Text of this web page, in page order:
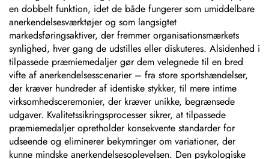
en dobbelt funktion, idet de både fungerer som umiddelbare
anerkendelsesværktøjer og som langsigtet
markedsføringsaktiver, der fremmer organisationsmærkets
synlighed, hver gang de udstilles eller diskuteres. Alsidenhed i
tilpassede præmiemedaljer gør dem velegnede til en bred
vifte af anerkendelsesscenarier – fra store sportshændelser,
der kræver hundreder af identiske stykker, til mere intime
virksomhedsceremonier, der kræver unikke, begrænsede
udgaver. Kvalitetssikringsprocesser sikrer, at tilpassede
præmiemedaljer opretholder konsekvente standarder for
udseende og eliminerer bekymringer om variationer, der
kunne mindske anerkendelsesoplevelsen. Den psykologiske